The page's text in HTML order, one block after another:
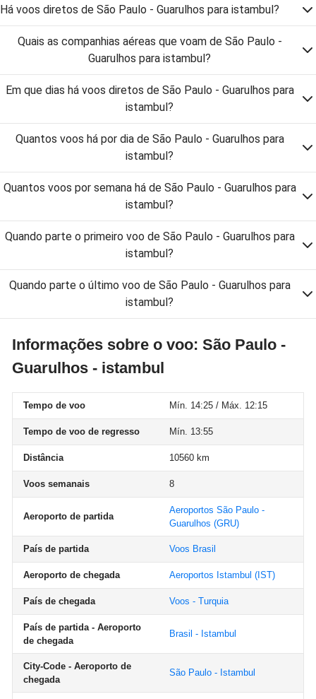
Há voos diretos de São Paulo - Guarulhos para istambul?
Quais as companhias aéreas que voam de São Paulo -
Guarulhos para istambul?
Em que dias há voos diretos de São Paulo - Guarulhos para
istambul?
Quantos voos há por dia de São Paulo - Guarulhos para
istambul?
Quantos voos por semana há de São Paulo - Guarulhos para
istambul?
Quando parte o primeiro voo de São Paulo - Guarulhos para
istambul?
Quando parte o último voo de São Paulo - Guarulhos para
istambul?
Informações sobre o voo: São Paulo -
Guarulhos - istambul
Tempo de voo Mín. 14:25 / Máx. 12:15
Tempo de voo de regresso Mín. 13:55
Distância 10560 km
Voos semanais 8
Aeroporto de partida
Aeroportos São Paulo -
Guarulhos (GRU)
País de partida Voos Brasil
Aeroporto de chegada Aeroportos Istambul (IST)
País de chegada Voos - Turquia
País de partida - Aeroporto
de chegada
Brasil - Istambul
City-Code - Aeroporto de
chegada
São Paulo - Istambul